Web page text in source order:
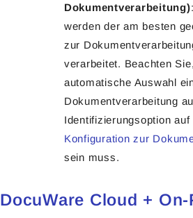
Dokumentverarbeitung)
werden der am besten
zur
verarbeitet. Beachten
automatische Auswahl
Dokumentverarbeitung
Identifizierungsoption auf
Konfiguration zur
sein muss.
DocuWare Cloud +